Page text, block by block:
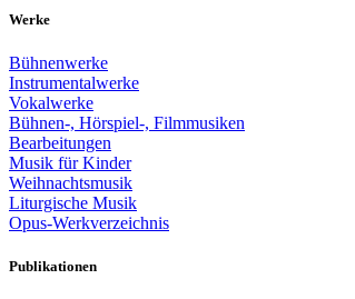
Werke
Bühnenwerke
Instrumentalwerke
Vokalwerke
Bühnen-, Hörspiel-, Filmmusiken
Bearbeitungen
Musik für Kinder
Weihnachtsmusik
Liturgische Musik
Opus-Werkverzeichnis
Publikationen